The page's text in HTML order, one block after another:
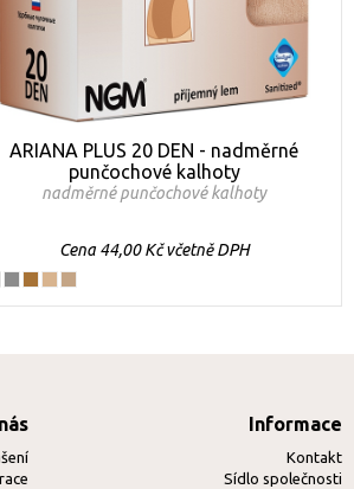
ARIANA PLUS 20 DEN - nadměrné
punčochové kalhoty
nadměrné punčochové kalhoty
Cena 44,00 Kč včetně DPH
Informace
Kontakt
Sídlo společnosti